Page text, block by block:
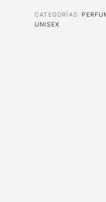
CATEGORÍAS:
UNISEX